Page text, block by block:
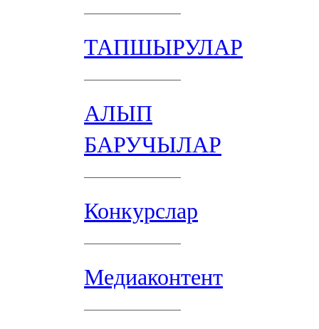
ТАПШЫРУЛАР
АЛЫП
БАРУЧЫЛАР
Конкурслар
Медиаконтент